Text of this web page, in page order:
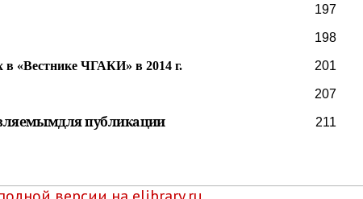
197
198
в «Вестнике ЧГАКИ» в 2014 г. 201
207
для публикации
211